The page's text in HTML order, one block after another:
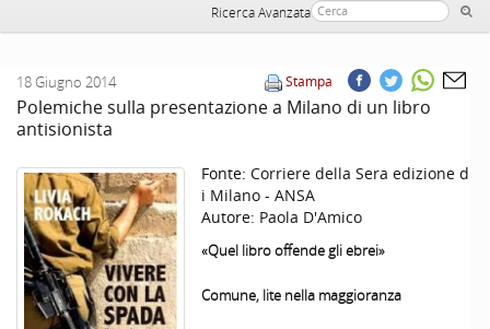
Ricerca Avanzata
Stampa
18 Giugno 2014
Polemiche sulla presentazione a Milano di un libro
antisionista
Fonte: Corriere della Sera edizione d
i Milano - ANSA
Autore: Paola D'Amico
«Quel libro offende gli ebrei»
Comune, lite nella maggioranza